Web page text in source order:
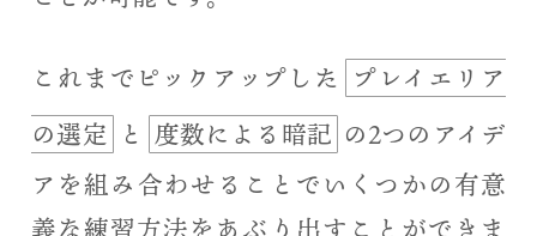
これまでピックアップした プレイエリア
の選定 と 度数による暗記 の2つのアイデ
アを組み合わせることでいくつかの有意